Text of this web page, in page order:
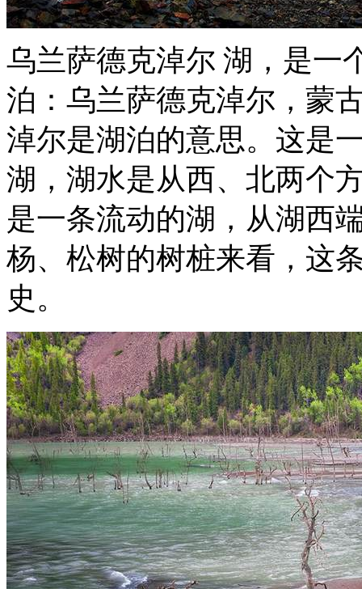
乌兰萨德克淖尔 湖，是一
泊：乌兰萨德克淖尔，蒙
淖尔是湖泊的意思。这是
湖，湖水是从西、北两个
是一条流动的湖，从湖西
杨、松树的树桩来看，这
史。